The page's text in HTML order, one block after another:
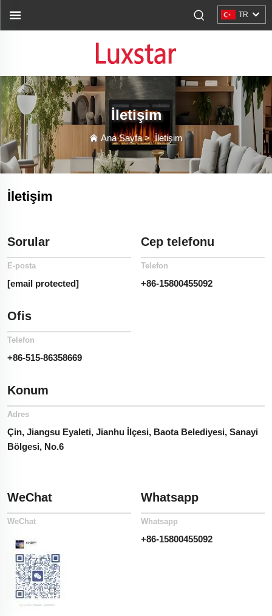
TR
İletişim
Ana Sayfa>İletişim
İletişim
Sorular
E-posta
[email protected]
Cep telefonu
Telefon
+86-15800455092
Ofis
Telefon
+86-515-86358669
Konum
Adres
Çin, Jiangsu Eyaleti, Jianhu İlçesi, Baota Belediyesi, Sanayi
Bölgesi, No.6
WeChat
WeChat
Whatsapp
Whatsapp
+86-15800455092